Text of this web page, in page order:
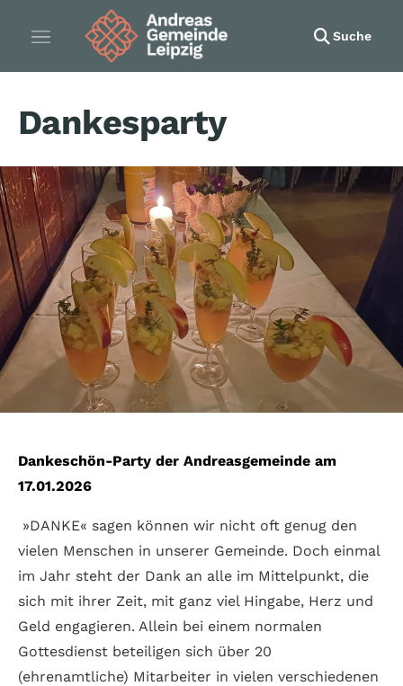
Suche
Dankesparty
Dankeschön-Party der Andreasgemeinde am
17.01.2026
»DANKE« sagen können wir nicht oft genug den
vielen Menschen in unserer Gemeinde. Doch einmal
im Jahr steht der Dank an alle im Mittelpunkt, die
sich mit ihrer Zeit, mit ganz viel Hingabe, Herz und
Geld engagieren. Allein bei einem normalen
Gottesdienst beteiligen sich über 20
(ehrenamtliche) Mitarbeiter in vielen verschiedenen